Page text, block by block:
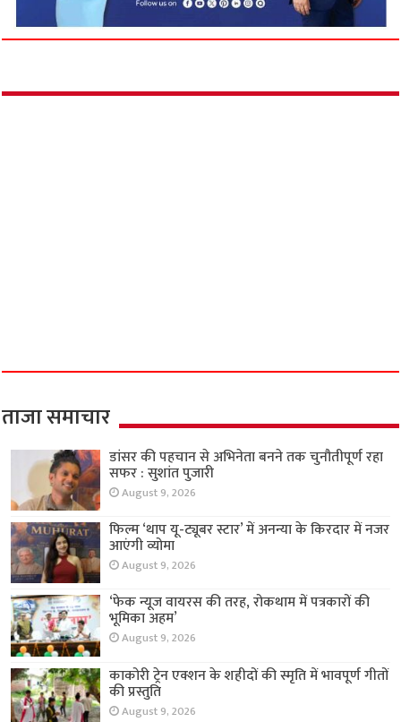
ताजा समाचार
डांसर की पहचान से अभिनेता बनने तक चुनौतीपूर्ण रहा
सफर : सुशांत पुजारी
August 9, 2026
फिल्म ‘थाप यू-ट्यूबर स्टार’ में अनन्या के किरदार में नजर
आएंगी व्योमा
August 9, 2026
‘फेक न्यूज वायरस की तरह, रोकथाम में पत्रकारों की
भूमिका अहम’
August 9, 2026
काकोरी ट्रेन एक्शन के शहीदों की स्मृति में भावपूर्ण गीतों
की प्रस्तुति
August 9, 2026